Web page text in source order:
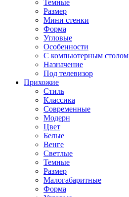
Темные
Размер
Мини стенки
Форма
Угловые
Особенности
С компьютерным столом
Назначение
Под телевизор
Прихожие
Стиль
Классика
Современные
Модерн
Цвет
Белые
Венге
Светлые
Темные
Размер
Малогабаритные
Форма